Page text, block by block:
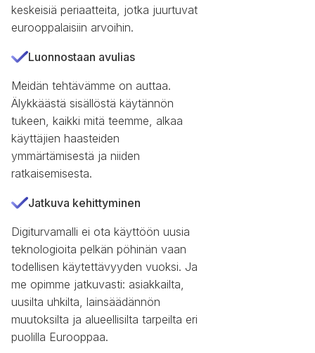
keskeisiä periaatteita, jotka juurtuvat
eurooppalaisiin arvoihin.
Luonnostaan avulias
Meidän tehtävämme on auttaa.
Älykkäästä sisällöstä käytännön
tukeen, kaikki mitä teemme, alkaa
käyttäjien haasteiden
ymmärtämisestä ja niiden
ratkaisemisesta.
Jatkuva kehittyminen
Digiturvamalli ei ota käyttöön uusia
teknologioita pelkän pöhinän vaan
todellisen käytettävyyden vuoksi. Ja
me opimme jatkuvasti: asiakkailta,
uusilta uhkilta, lainsäädännön
muutoksilta ja alueellisilta tarpeilta eri
puolilla Eurooppaa.